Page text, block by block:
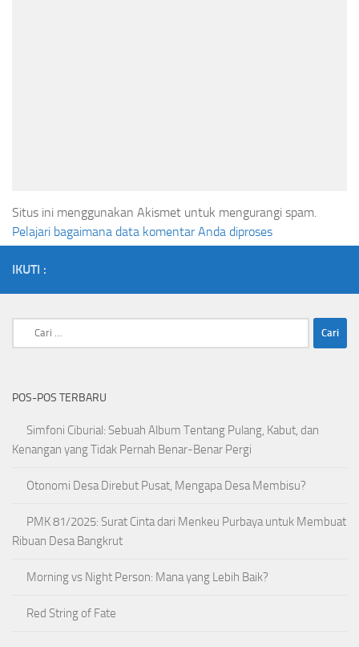
Situs ini menggunakan Akismet untuk mengurangi spam.
Pelajari bagaimana data komentar Anda diproses
IKUTI :
untuk:
POS-POS TERBARU
Simfoni Ciburial: Sebuah Album Tentang Pulang, Kabut, dan
Kenangan yang Tidak Pernah Benar-Benar Pergi
Otonomi Desa Direbut Pusat, Mengapa Desa Membisu?
PMK 81/2025: Surat Cinta dari Menkeu Purbaya untuk Membuat
Ribuan Desa Bangkrut
Morning vs Night Person: Mana yang Lebih Baik?
Red String of Fate